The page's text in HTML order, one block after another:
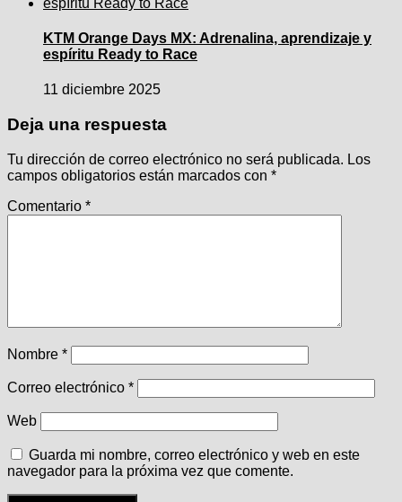
KTM Orange Days MX: Adrenalina, aprendizaje y
espíritu Ready to Race
11 diciembre 2025
Deja una respuesta
Tu dirección de correo electrónico no será publicada. Los
campos obligatorios están marcados con *
Comentario *
Nombre *
Correo electrónico *
Web
Guarda mi nombre, correo electrónico y web en este
navegador para la próxima vez que comente.